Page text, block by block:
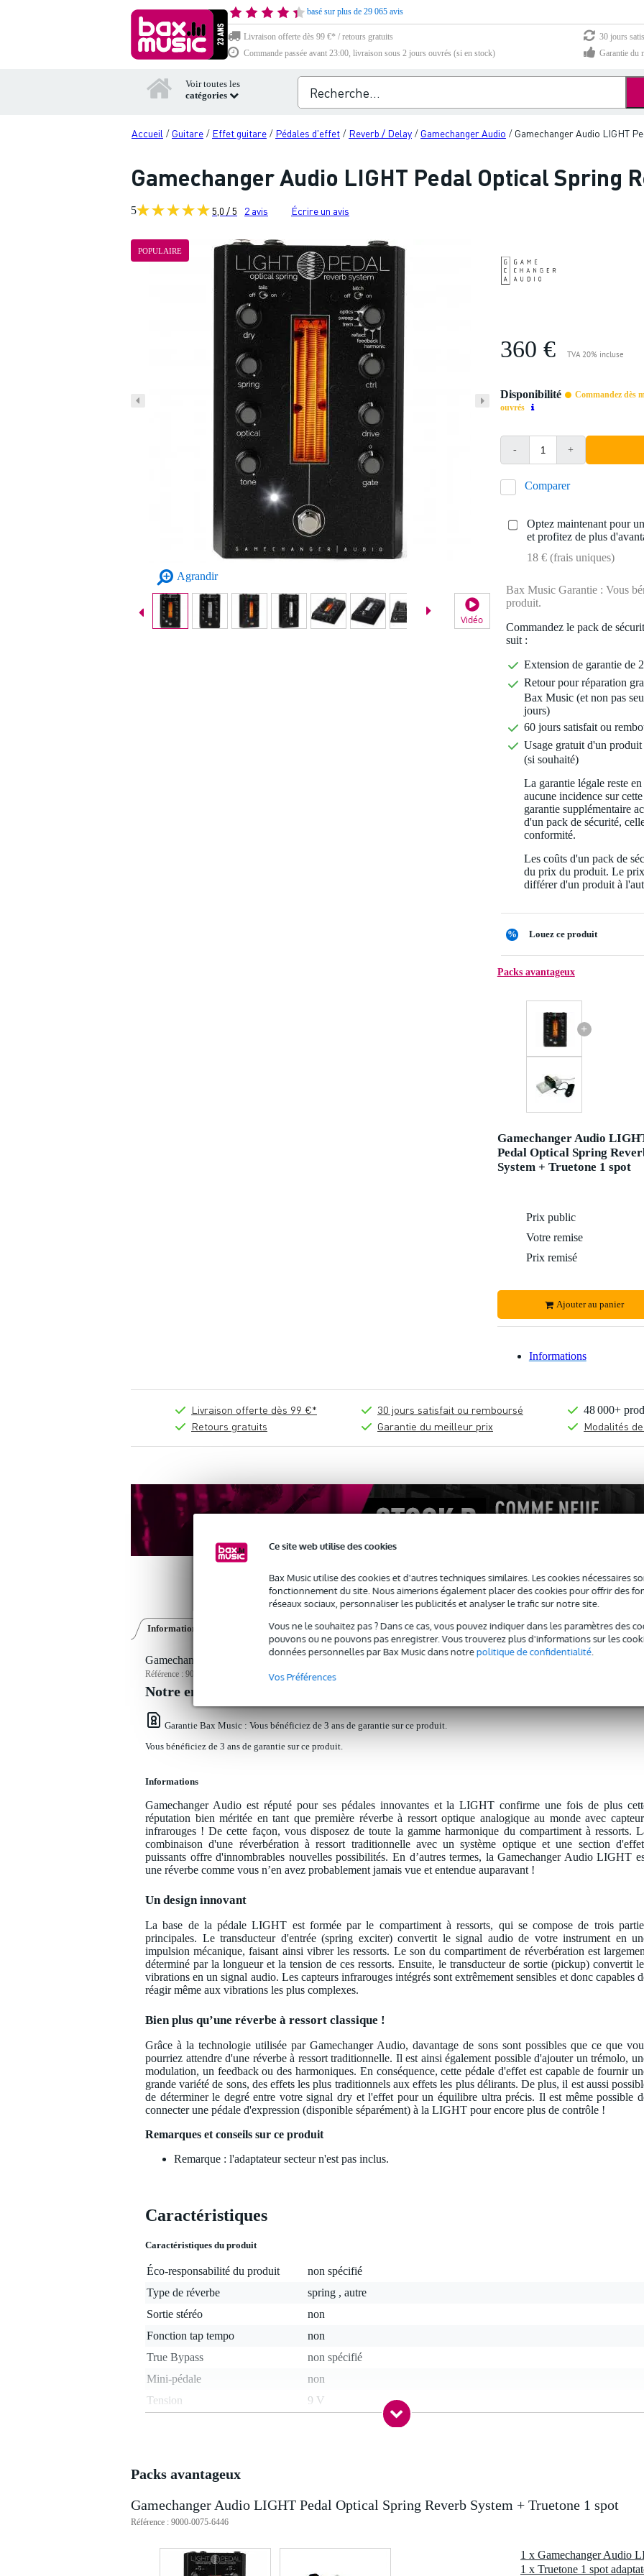
Ce site web utilise des cookies
Bax Music utilise des cookies et d'autres techniques similaires. Les cookies nécessaires
fonctionnement du site. Nous aimerions également placer des cookies pour offrir des
réseaux sociaux, personnaliser les publicités et analyser le trafic sur notre site.
Vous ne le souhaitez pas ? Dans ce cas, vous pouvez indiquer dans les paramètres des
pouvons ou ne pouvons pas enregistrer. Vous trouverez plus d'informations sur les
données personnelles par Bax Music dans notrepolitique de confidentialité.
Vos Préférences
basé sur plus de 29 065 avis
Livraison offerte dès 99 €* / retours gratuits
30 jours
Commande passée avant 23:00, livraison sous 2 jours ouvrés (si en stock)
Garantie du
Voir toutes les
catégories
Accueil / Guitare / Effet guitare / Pédales d'effet / Reverb / Delay / Gamechanger Audio / Gamechanger Audio LIGHT
Gamechanger Audio LIGHT Pedal Optical Spring
5 5,0 / 5 2 avis Écrire un avis
POPULAIRE
Agrandir
Vidéo
360 € TVA 20% incluse
Disponibilité
Commandez dès
ouvrés
- +
Comparer
Optez maintenant pour
et profitez de plus
18 € (frais uniques)
Bax Music Garantie : Vous
produit.
Commandez le pack de
suit :
Extension de garantie de
Retour pour réparation
Bax Music (et non pas
jours)
60 jours satisfait ou
Usage gratuit d'un produit
(si souhaité)
La garantie légale reste
aucune incidence sur
garantie supplémentaire
d'un pack de sécurité,
conformité.
Les coûts d'un pack de
du prix du produit. Le
différer d'un produit à
% Louez ce produit
Packs avantageux
+
Gamechanger Audio
Pedal Optical Spring
System + Truetone 1 spot
Prix public
Votre remise
Prix remisé
Ajouter au panier
Informations
Livraison offerte dès 99 €*
Retours gratuits
30 jours satisfait ou remboursé
Garantie du meilleur prix
48 000+
Modalités
Informations Avis (2) Téléchargements (2)
Gamechanger Audio LIGHT Pedal Optical Spring Reverb System
Référence : 9000-0075-6431
Notre engagement service
Garantie Bax Music : Vous bénéficiez de 3 ans de garantie sur ce produit.
Vous bénéficiez de 3 ans de garantie sur ce produit.
Informations
Gamechanger Audio est réputé pour ses pédales innovantes et la LIGHT confirme une fois de plus
réputation bien méritée en tant que première réverbe à ressort optique analogique au monde avec
infrarouges ! De cette façon, vous disposez de toute la gamme harmonique du compartiment à ressorts.
combinaison d'une réverbération à ressort traditionnelle avec un système optique et une section
puissants offre d'innombrables nouvelles possibilités. En d’autres termes, la Gamechanger Audio LIGHT
une réverbe comme vous n’en avez probablement jamais vue et entendue auparavant !
Un design innovant
La base de la pédale LIGHT est formée par le compartiment à ressorts, qui se compose de trois
principales. Le transducteur d'entrée (spring exciter) convertit le signal audio de votre instrument en
impulsion mécanique, faisant ainsi vibrer les ressorts. Le son du compartiment de réverbération est
déterminé par la longueur et la tension de ces ressorts. Ensuite, le transducteur de sortie (pickup) convertit
vibrations en un signal audio. Les capteurs infrarouges intégrés sont extrêmement sensibles et donc capables
réagir même aux vibrations les plus complexes.
Bien plus qu’une réverbe à ressort classique !
Grâce à la technologie utilisée par Gamechanger Audio, davantage de sons sont possibles que ce que
pourriez attendre d'une réverbe à ressort traditionnelle. Il est ainsi également possible d'ajouter un trémolo,
modulation, un feedback ou des harmoniques. En conséquence, cette pédale d'effet est capable de fournir
grande variété de sons, des effets les plus traditionnels aux effets les plus délirants. De plus, il est aussi
de déterminer le degré entre votre signal dry et l'effet pour un équilibre ultra précis. Il est même possible
connecter une pédale d'expression (disponible séparément) à la LIGHT pour encore plus de contrôle !
Remarques et conseils sur ce produit
Remarque : l'adaptateur secteur n'est pas inclus.
Caractéristiques
Caractéristiques du produit
Éco-responsabilité du produit
non spécifié
Type de réverbe
spring , autre
Sortie stéréo
non
Fonction tap tempo
non
True Bypass
non spécifié
Mini-pédale
non
Tension
9 V
Le poids et les dimensions sont indiqués avec l'emballage inclus
Dimensions(emballage inclus)
Packs avantageux
Gamechanger Audio LIGHT Pedal Optical Spring Reverb System + Truetone 1 spot
Référence : 9000-0075-6446